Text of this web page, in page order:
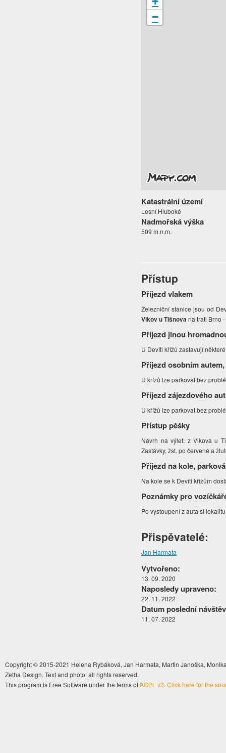
−
Katastrální území
Lesní Hluboké
Nadmořská výška
509 m.n.m.
Přístup
Příjezd vlakem
Železniční stanice jsou od
Vlkov u Tišnovana trati Brno
Příjezd jinou
U Devíti křížů zastavují
Příjezd osobním
U křížů lze parkovat bez
Příjezd zájezdového
U křížů lze parkovat bez
Přístup pěšky
Návrh na výlet: z Vlkova u
Zastávky, žst. po červené a
Příjezd na kole,
Na kole se k Devíti křížům
Poznámky pro
Po vystoupení z auta si
Přispěvatelé:
Jan Harmata
Vytvořeno:
13. 09. 2020
Naposledy upraveno:
22. 11. 2022
Datum poslední
11. 07. 2022
Copyright © 2015-2021 Helena Rybáková, Jan Harmata, Martin Janoška,
Zetha Design. Text and photo: all rights reserved.
This program is Free Software under the terms ofAGPL v3. Click here for the